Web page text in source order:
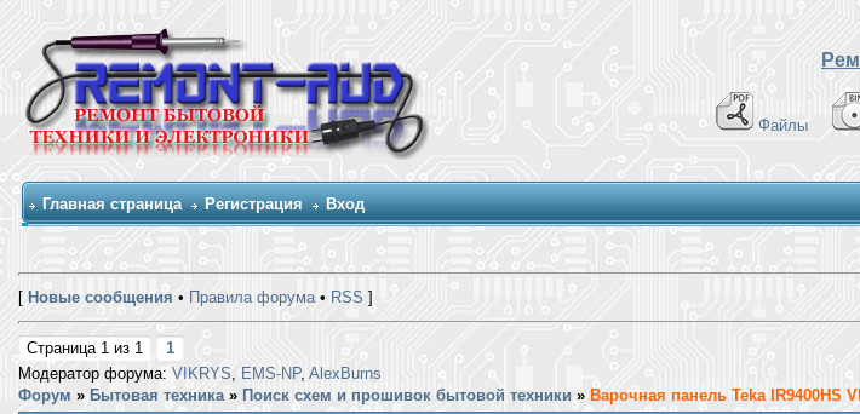
Файлы
Главная страница Регистрация Вход
[ Новые сообщения • Правила форума• RSS ]
Страница 1 из 1
1
Модератор форума: VIKRYS, EMS-NP, AlexBurns
Форум » Бытовая техника » Поиск схем и прошивок бытовой техники » Варочная панель Teka IR9400HS